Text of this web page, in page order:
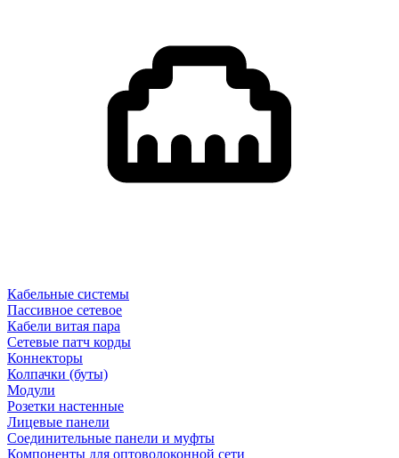
Кабельные системы
Пассивное сетевое
Кабели витая пара
Сетевые патч корды
Коннекторы
Колпачки (буты)
Модули
Розетки настенные
Лицевые панели
Соединительные панели и муфты
Компоненты для оптоволоконной сети